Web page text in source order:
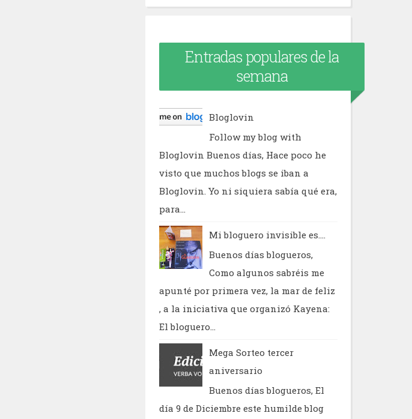
Entradas populares de la
semana
Bloglovin
Follow my blog with
Bloglovin Buenos días, Hace poco he
visto que muchos blogs se iban a
Bloglovin. Yo ni siquiera sabía qué era,
para...
Mi bloguero invisible es....
Buenos días blogueros,
Como algunos sabréis me
apunté por primera vez, la mar de feliz
, a la iniciativa que organizó Kayena:
El bloguero...
Mega Sorteo tercer
aniversario
Buenos días blogueros, El
día 9 de Diciembre este humilde blog